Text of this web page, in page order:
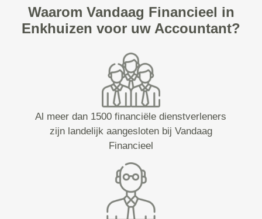
Waarom Vandaag Financieel in
Enkhuizen voor uw Accountant?
Al meer dan 1500 financiële dienstverleners
zijn landelijk aangesloten bij Vandaag
Financieel